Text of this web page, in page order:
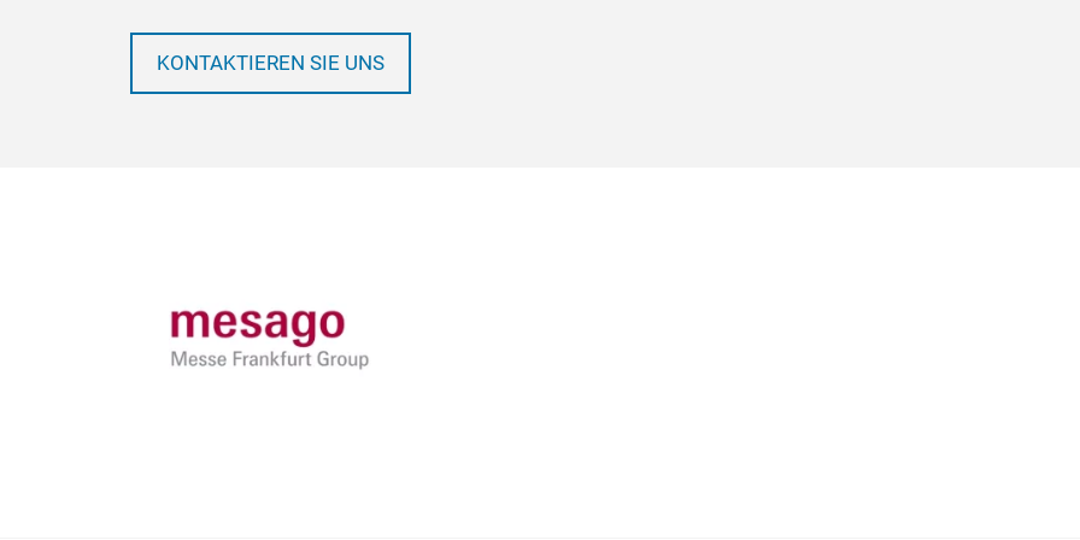
KONTAKTIEREN SIE UNS